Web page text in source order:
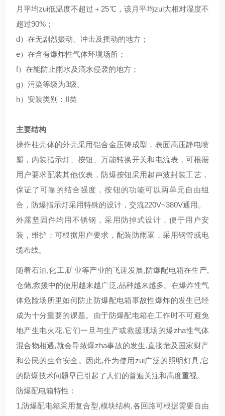
月平均zui低温度不超过＋25℃，该月平均zui大相对湿度不
超过90%；
d）在无剧烈振动、冲击及摇动的地方；
e）在含有爆炸性气体环境场所；
f）在能防止雨水及滴水侵袭的地方；
g）污染等级为3级。
h）安装类别：II类
主要结构
操作柱壳体的外壳采用铝合金压铸成型，表面高压静电喷
塑，内装指示灯、按钮、万能转换开关和电流表，可根据
用户要求配装其他仪表，防爆按钮采用超声波封装工艺，
保证了可靠的结合强度，按钮的功能可以两单元自由组
合，防爆指示灯采用特殊的设计，交流220V~380V通用。
外露坚固件均用不锈钢，采用防掉式设计，便于用户安
装，维护；可根据用户要求，配装防雨罩，采用钢管或电
缆布线。
随着石油,化工,矿业等产业的飞速发展,防爆配电箱在生产,
仓储,救援中的使用越来越广泛,品种越来越多。在爆炸性气
体危险场所里如何防止防爆配电箱事故性爆炸的发生已经
成为十分重要的课题。由于防爆配电箱在工作时不可避免
地产生电火花,它们一旦与生产或救援现场的爆zha性气体
混合物相遇,就会导致爆zha事故的发生,直接危及国家财产
和公民的生命安全。因此,作为使用zui广泛的照明灯具,它
的防爆技术问题早已引起了人们的普遍关注和高度重视。
防爆配电箱特性：
1,防爆配电箱采用复合型,模块结构,各回路可根据需要自由